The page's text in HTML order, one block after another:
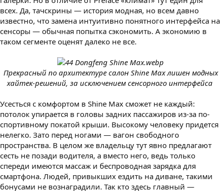
всех. Да, тачскрины — история модная, но всем давно
известно, что замена интуитивно понятного интерфейса на
сенсоры — обычная попытка сэкономить. А экономию в
таком сегменте оценят далеко не все.
Прекрасный по архитектуре салон Shine Max лишен модных
хайтек-решений, за исключением сенсорного интерфейса
Усесться с комфортом в Shine Max сможет не каждый:
потолок упирается в головы задних пассажиров из-за по-
спортивному покатой крыши. Высокому человеку придется
нелегко. Зато перед ногами — вагон свободного
пространства. В целом же владельцу тут явно предлагают
сесть не позади водителя, а вместо него, ведь только
спереди имеются массаж и беспроводная зарядка для
смартфона. Людей, привыкших ездить на диване, такими
бонусами не вознаградили. Так кто здесь главный —